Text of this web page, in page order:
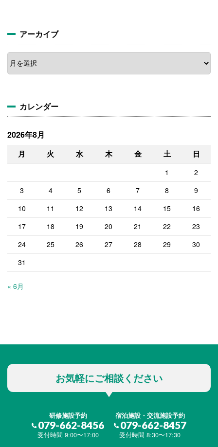
アーカイブ
ア
ー
カ
カレンダー
2026年8月
月 火 水 木 金 土 日
1
2
3
4 5 6 7 8
9
10
11 12 13 14 15
16
17
18 19 20 21 22
23
24
25 26 27 28 29
30
31
« 6月
お気軽にご相談ください
研修施設予約
079-662-8456
受付時間 9:00〜17:00
宿泊施設・交流施設予約
079-662-8457
受付時間 8:30〜17:30